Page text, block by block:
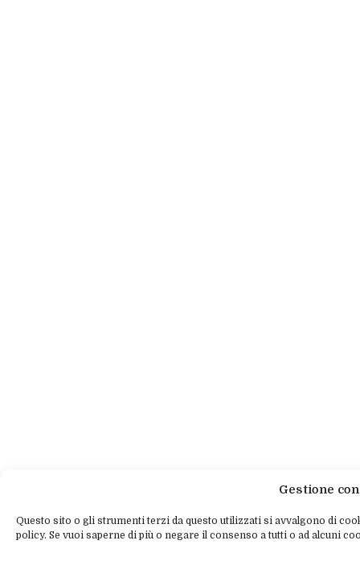
Gestione
Questo sito o gli strumenti terzi da questo utilizzati si avvalgono di
policy. Se vuoi saperne di più o negare il consenso a tutti o ad alcuni